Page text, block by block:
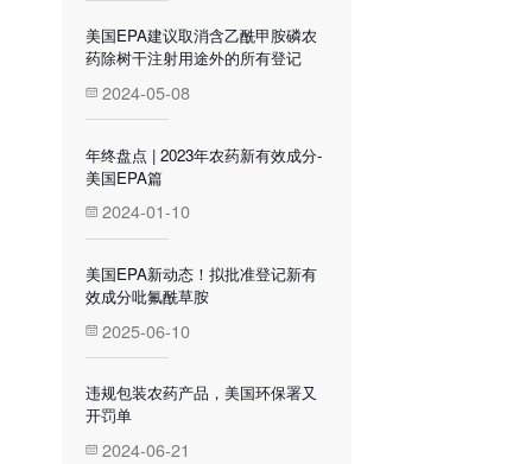
美国EPA建议取消含乙酰甲胺磷农
药除树干注射用途外的所有登记
2024-05-08
年终盘点 | 2023年农药新有效成分-
美国EPA篇
2024-01-10
美国EPA新动态！拟批准登记新有
效成分吡氟酰草胺
2025-06-10
违规包装农药产品，美国环保署又
开罚单
2024-06-21